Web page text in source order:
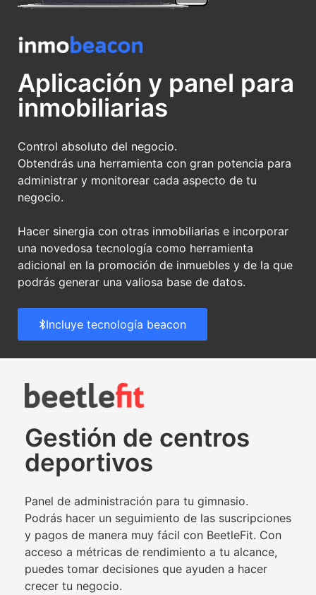
Aplicación y panel para
inmobiliarias
Control absoluto del negocio.
Obtendrás una herramienta con gran potencia para
administrar y monitorear cada aspecto de tu
negocio.
Hacer sinergia con otras inmobiliarias e incorporar
una novedosa tecnología como herramienta
adicional en la promoción de inmuebles y de la que
podrás generar una valiosa base de datos.
Incluye tecnología beacon
Gestión de centros
deportivos
Panel de administración para tu gimnasio.
Podrás hacer un seguimiento de las suscripciones
y pagos de manera muy fácil con BeetleFit. Con
acceso a métricas de rendimiento a tu alcance,
puedes tomar decisiones que ayuden a hacer
crecer tu negocio.